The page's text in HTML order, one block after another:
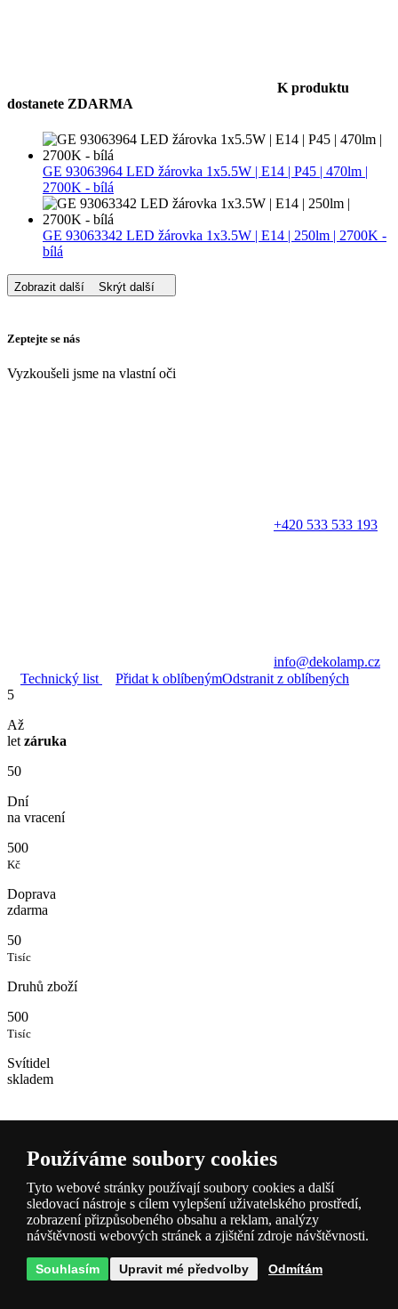
K produktu
dostanete ZDARMA
GE 93063964 LED žárovka 1x5.5W | E14 | P45 | 470lm |
2700K - bílá
GE 93063342 LED žárovka 1x3.5W | E14 | 250lm | 2700K -
bílá
Zobrazit další Skrýt další
Zeptejte se nás
Vyzkoušeli jsme na vlastní oči
+420 533 533 193
info@dekolamp.cz
Technický list
Přidat k oblíbenýmOdstranit z oblíbených
5
Až
let záruka
50
Dní
na vracení
500
Kč
Doprava
zdarma
50
Tisíc
Druhů zboží
500
Tisíc
Svítidel
skladem
Popis a
Používáme soubory cookies
Tyto webové stránky používají soubory cookies a další
sledovací nástroje s cílem vylepšení uživatelského prostředí,
zobrazení přizpůsobeného obsahu a reklam, analýzy
návštěvnosti webových stránek a zjištění zdroje návštěvnosti.
Souhlasím Upravit mé předvolby Odmítám